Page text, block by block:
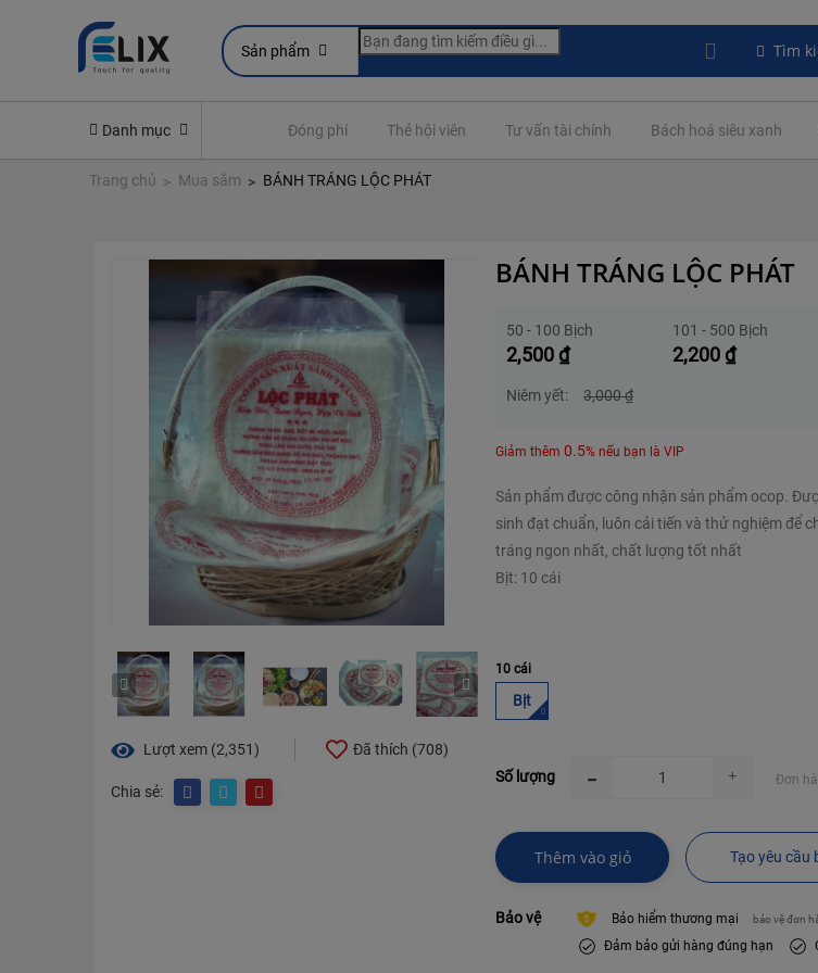
Sản phẩm Tìm
Danh mục
Yêu cầu quyền lợi bảo hiểm Đóng phí Thẻ hội viên Tư vấn tài chính Bách hoá siêu xanh
Trang chủ Mua sắm BÁNH TRÁNG LỘC PHÁT
Lượt xem (2,351) Đã thích (708)
Chia sẻ:
BÁNH TRÁNG LỘC PHÁT
2,500 ₫
50 - 100 Bịch
2,200 ₫
101 - 500 Bịch
Niêm yết: 3,000₫
Giảm thêm 0.5% nếu bạn là VIP
Sản phẩm được công nhận sản phẩm ocop.
sinh đạt chuẩn, luôn cải tiến và thử nghiệm để
tráng ngon nhất, chất lượng tốt nhất
Bịt: 10 cái
10 cái
Bịt
Số lượng Đơn
Thêm vào giỏ Tạo yêu cầu
Bảo vệ Bảo hiểm thương mại bảo vệ đơn
Đảm bảo gửi hàng đúng hạn